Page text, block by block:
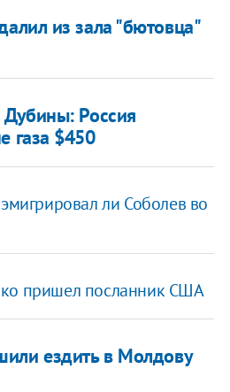
из зала "бютовца"
Дубины: Россия
газа $450
ли Соболев во
пришел посланник США
ездить в Молдову